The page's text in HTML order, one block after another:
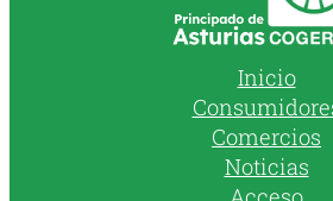
Inicio
Comercios
Noticias